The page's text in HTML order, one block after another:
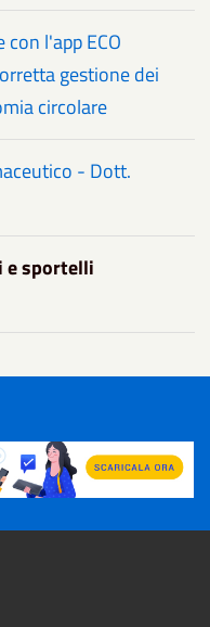
l'app ECO
gestione dei
circolare
- Dott.
e sportelli